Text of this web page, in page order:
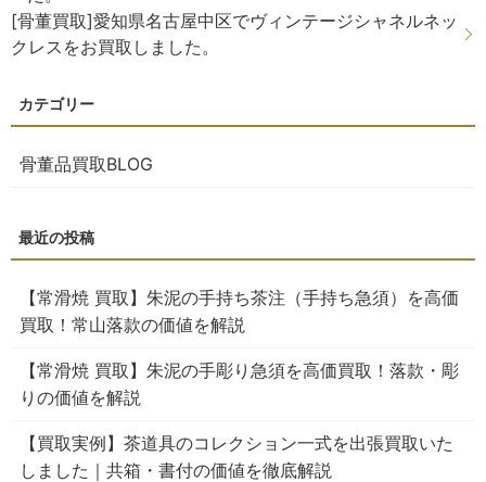
[骨董買取]愛知県名古屋中区でヴィンテージシャネルネッ
クレスをお買取しました。
骨董品買取BLOG
【常滑焼 買取】朱泥の手持ち茶注（手持ち急須）を高価
買取！常山落款の価値を解説
【常滑焼 買取】朱泥の手彫り急須を高価買取！落款・彫
りの価値を解説
【買取実例】茶道具のコレクション一式を出張買取いた
しました｜共箱・書付の価値を徹底解説